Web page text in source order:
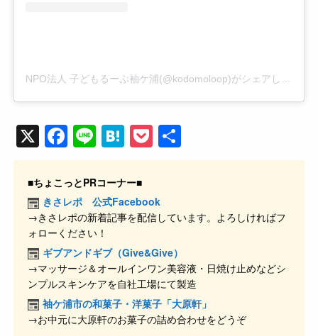
X F
a
c
e
b
o
o
k
Li
n
e
H
at
e
n
a
P
o
et
有
■ちょこっとPRコーナー■
きさレポ 公式Facebook
→きさレポの新着記事を配信しています。よろしければフ
ォローください！
ギブアンドギブ（Give&Give）
→マッサージ＆オールインワン美容液・日焼け止めなどシ
ンプルスキンケアを自社工場にて製造
袖ケ浦市の和菓子・洋菓子「大原軒」
→お中元に大原軒のお菓子の詰め合わせをどうぞ